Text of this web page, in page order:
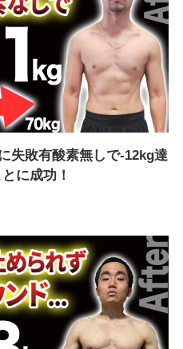
失敗有酸素無しで-12kg達
に成功！